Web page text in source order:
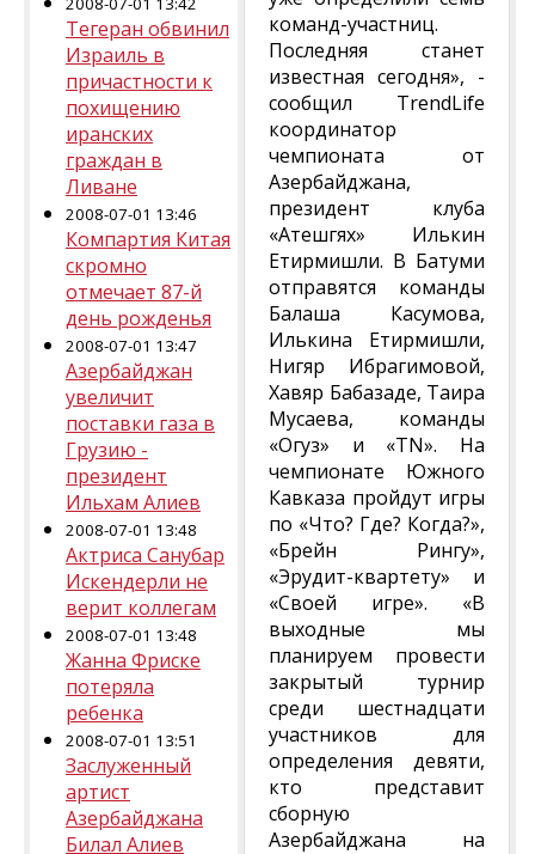
Тегеран обвинил
Израиль в
причастности к
похищению
иранских
граждан в
Ливане
2008-07-01 13:46
Компартия Китая
скромно
отмечает 87-й
день рожденья
2008-07-01 13:47
Азербайджан
увеличит
поставки газа в
Грузию -
президент
Ильхам Алиев
2008-07-01 13:48
Актриса Санубар
Искендерли не
верит коллегам
2008-07-01 13:48
Жанна Фриске
потеряла
ребенка
2008-07-01 13:51
Заслуженный
артист
Азербайджана
Билал Алиев
команд-участниц.
Последняя станет
известная сегодня», -
сообщил TrendLife
координатор
чемпионата от
Азербайджана,
президент клуба
«Атешгях» Илькин
Етирмишли. В Батуми
отправятся команды
Балаша Касумова,
Илькина Етирмишли,
Нигяр Ибрагимовой,
Хавяр Бабазаде, Таира
Мусаева, команды
«Огуз» и «TN». На
чемпионате Южного
Кавказа пройдут игры
по «Что? Где? Когда?»,
«Брейн Рингу»,
«Эрудит-квартету» и
«Своей игре». «В
выходные мы
планируем провести
закрытый турнир
среди шестнадцати
участников для
определения девяти,
кто представит
сборную
Азербайджана на